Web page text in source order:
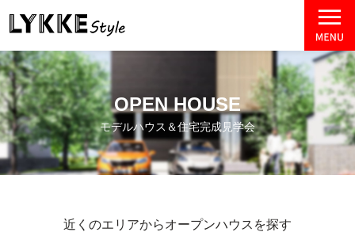
OPEN HOUSE
モデルハウス＆住宅完成見学会
近くのエリアからオープンハウスを探す